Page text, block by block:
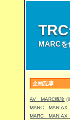
MARCを
企画記事
AV MARC概論
MARC
MARC MANIAX